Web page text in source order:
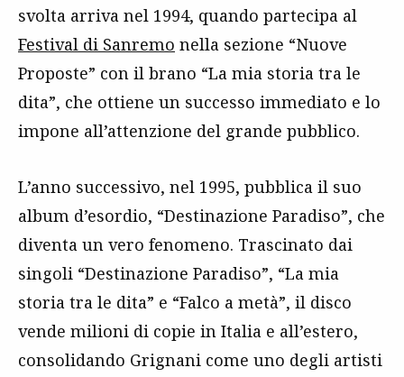
svolta arriva nel 1994, quando partecipa al
Festival di Sanremo nella sezione “Nuove
Proposte” con il brano “La mia storia tra le
dita”, che ottiene un successo immediato e lo
impone all’attenzione del grande pubblico.
L’anno successivo, nel 1995, pubblica il suo
album d’esordio, “Destinazione Paradiso”, che
diventa un vero fenomeno. Trascinato dai
singoli “Destinazione Paradiso”, “La mia
storia tra le dita” e “Falco a metà”, il disco
vende milioni di copie in Italia e all’estero,
consolidando Grignani come uno degli artisti